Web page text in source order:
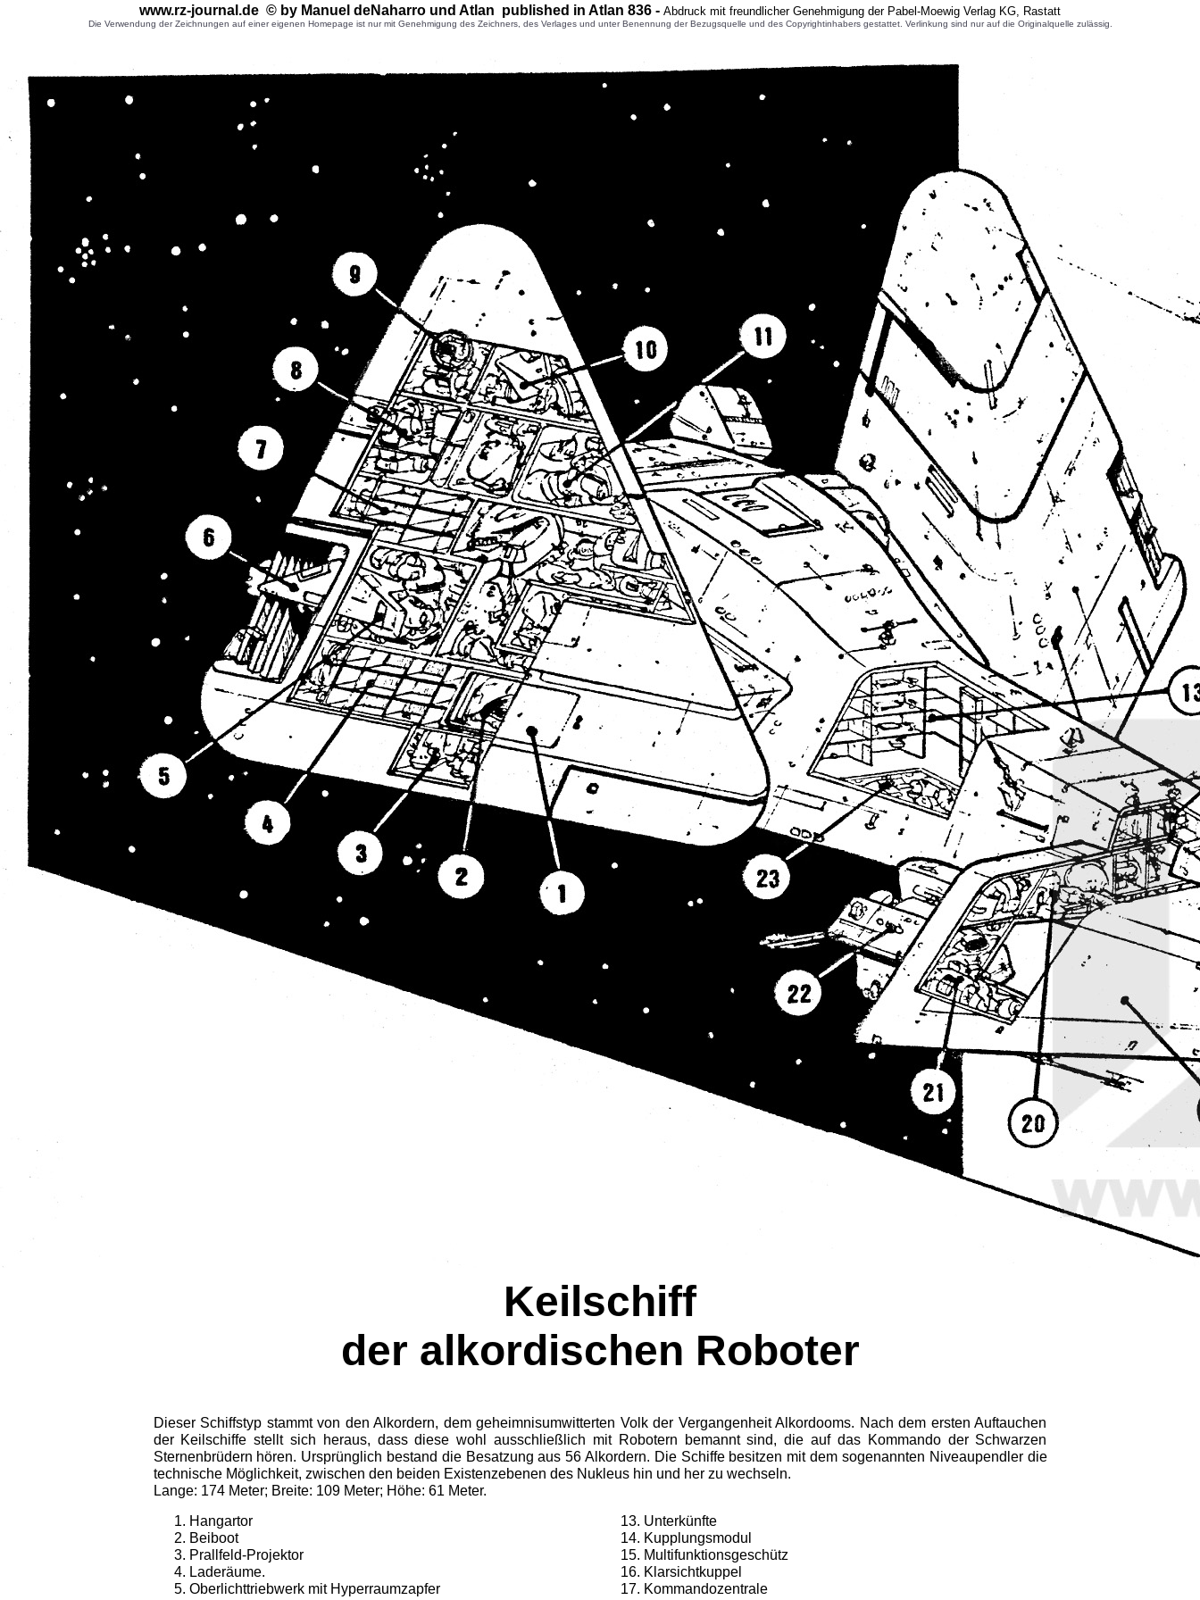
www.rz-journal.de © by Manuel deNaharro und Atlan published in Atlan 836 - Abdruck mit freundlicher Genehmigung der Pabel-Moewig Verlag KG, Rastatt
Die Verwendung der Zeichnungen auf einer eigenen Homepage ist nur mit Genehmigung des Zeichners, des Verlages und unter Benennung der Bezugsquelle und des Copyrightinhabers gestattet. Verlinkung sind nur auf die Originalquelle zulässig.
Keilschiff
der alkordischen Roboter
Dieser Schiffstyp stammt von den Alkordern, dem geheimnisumwitterten Volk der Vergangenheit Alkordooms. Nach dem ersten Auftauchen
der Keilschiffe stellt sich heraus, dass diese wohl ausschließlich mit Robotern bemannt sind, die auf das Kommando der Schwarzen
Sternenbrüdern hören. Ursprünglich bestand die Besatzung aus 56 Alkordern. Die Schiffe besitzen mit dem sogenannten Niveaupendler die
technische Möglichkeit, zwischen den beiden Existenzebenen des Nukleus hin und her zu wechseln.
Lange: 174 Meter; Breite: 109 Meter; Höhe: 61 Meter.
Hangartor
Beiboot
Prallfeld-Projektor
Laderäume.
Oberlichttriebwerk mit Hyperraumzapfer
Unterkünfte
Kupplungsmodul
Multifunktionsgeschütz
Klarsichtkuppel
Kommandozentrale